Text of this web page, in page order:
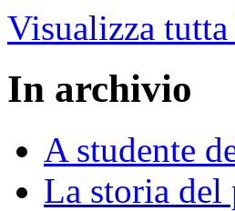
Visualizza tutta
In archivio
A studente
La storia del